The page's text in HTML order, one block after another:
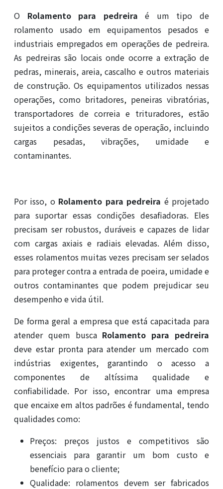
O Rolamento para pedreira é um tipo de
rolamento usado em equipamentos pesados e
industriais empregados em operações de pedreira.
As pedreiras são locais onde ocorre a extração de
pedras, minerais, areia, cascalho e outros materiais
de construção. Os equipamentos utilizados nessas
operações, como britadores, peneiras vibratórias,
transportadores de correia e trituradores, estão
sujeitos a condições severas de operação, incluindo
cargas pesadas, vibrações, umidade e
contaminantes.
Por isso, o Rolamento para pedreira é projetado
para suportar essas condições desafiadoras. Eles
precisam ser robustos, duráveis e capazes de lidar
com cargas axiais e radiais elevadas. Além disso,
esses rolamentos muitas vezes precisam ser selados
para proteger contra a entrada de poeira, umidade e
outros contaminantes que podem prejudicar seu
desempenho e vida útil.
De forma geral a empresa que está capacitada para
atender quem busca Rolamento para pedreira
deve estar pronta para atender um mercado com
indústrias exigentes, garantindo o acesso a
componentes de altíssima qualidade e
confiabilidade. Por isso, encontrar uma empresa
que encaixe em altos padrões é fundamental, tendo
qualidades como:
Preços: preços justos e competitivos são
essenciais para garantir um bom custo e
benefício para o cliente;
Qualidade: rolamentos devem ser fabricados